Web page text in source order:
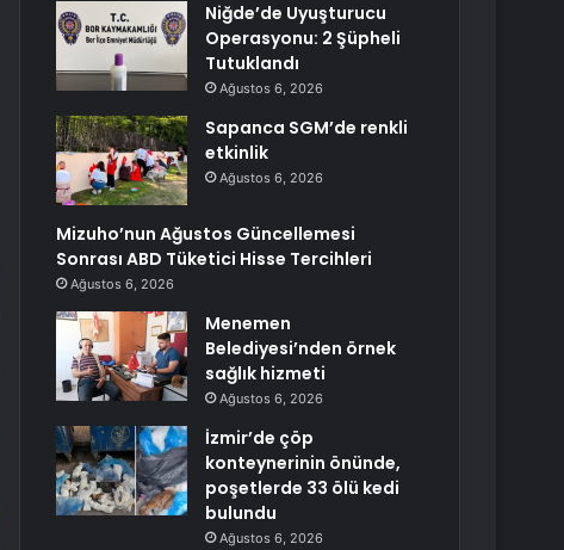
Niğde’de Uyuşturucu
Operasyonu: 2 Şüpheli
Tutuklandı
Ağustos 6, 2026
Sapanca SGM’de renkli
etkinlik
Ağustos 6, 2026
Mizuho’nun Ağustos Güncellemesi
Sonrası ABD Tüketici Hisse Tercihleri
Ağustos 6, 2026
Menemen
Belediyesi’nden örnek
sağlık hizmeti
Ağustos 6, 2026
İzmir’de çöp
konteynerinin önünde,
poşetlerde 33 ölü kedi
bulundu
Ağustos 6, 2026